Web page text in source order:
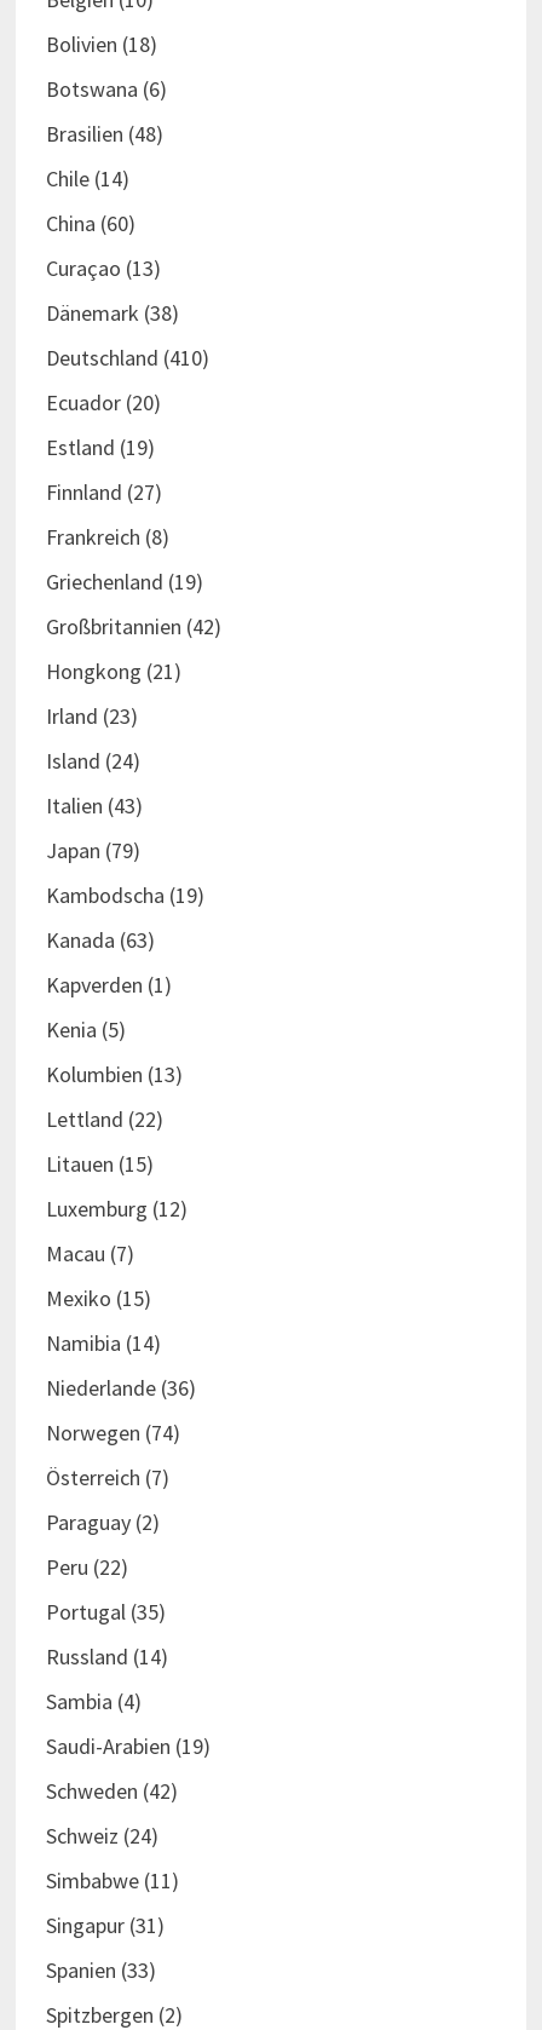
Bolivien (18)
Botswana (6)
Brasilien (48)
Chile(14)
China (60)
Curaçao (13)
Dänemark (38)
Deutschland (410)
Ecuador(20)
Estland (19)
Finnland (27)
Frankreich (8)
Griechenland (19)
Großbritannien (42)
Hongkong (21)
Irland (23)
Island (24)
Italien (43)
Japan (79)
Kambodscha (19)
Kanada (63)
Kapverden (1)
Kenia (5)
Kolumbien (13)
Lettland (22)
Litauen (15)
Luxemburg (12)
Macau (7)
Mexiko (15)
Namibia (14)
Niederlande(36)
Norwegen (74)
Österreich (7)
Paraguay(2)
Peru (22)
Portugal (35)
Russland (14)
Sambia (4)
Saudi-Arabien (19)
Schweden (42)
Schweiz (24)
Simbabwe(11)
Singapur(31)
Spanien (33)
Spitzbergen (2)